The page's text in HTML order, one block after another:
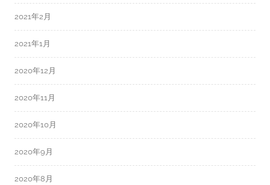
2021年2月
2021年1月
2020年12月
2020年11月
2020年10月
2020年9月
2020年8月